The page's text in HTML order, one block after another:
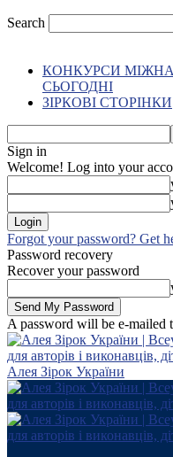
Search
КОНКУРСИ
СЬОГОДНІ
ЗІРКОВІ СТОРІНКИ
Sign in
Welcome! Log into your
Forgot your password? Get
Password recovery
Recover your password
A password will be e-mailed
Алея Зірок України